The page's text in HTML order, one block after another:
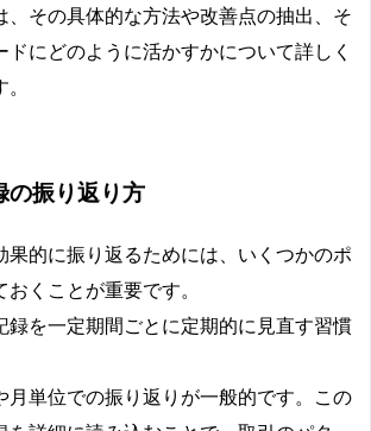
、その具体的な方法や改善点の抽出、そ
ドにどのように活かすかについて詳しく
の振り返り方
果的に振り返るためには、いくつかのポ
くことが重要です。
録を一定期間ごとに定期的に見直す習慣
月単位での振り返りが一般的です。この